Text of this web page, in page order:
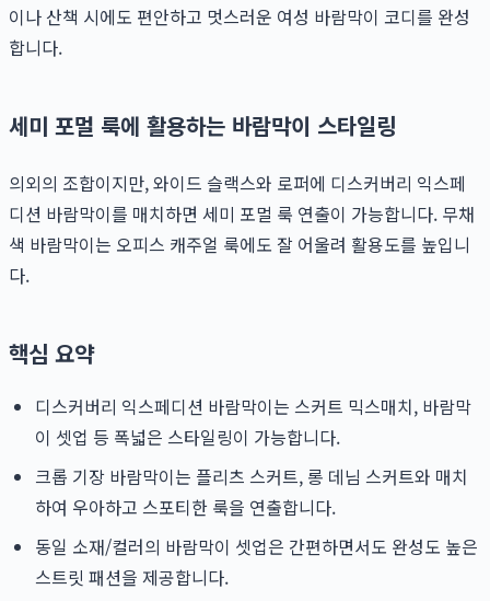
이나 산책 시에도 편안하고 멋스러운 여성 바람막이 코디를 완성
합니다.
세미 포멀 룩에 활용하는 바람막이 스타일링
의외의 조합이지만, 와이드 슬랙스와 로퍼에 디스커버리 익스페
디션 바람막이를 매치하면 세미 포멀 룩 연출이 가능합니다. 무채
색 바람막이는 오피스 캐주얼 룩에도 잘 어울려 활용도를 높입니
다.
핵심 요약
디스커버리 익스페디션 바람막이는 스커트 믹스매치, 바람막
이 셋업 등 폭넓은 스타일링이 가능합니다.
크롭 기장 바람막이는 플리츠 스커트, 롱 데님 스커트와 매치
하여 우아하고 스포티한 룩을 연출합니다.
동일 소재/컬러의 바람막이 셋업은 간편하면서도 완성도 높은
스트릿 패션을 제공합니다.